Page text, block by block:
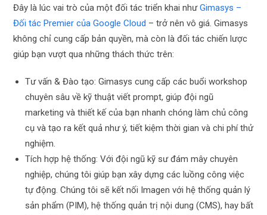
Đây là lúc vai trò của một đối tác triển khai nhưGimasys –
Đối tác Premier của Google Cloud – trở nên vô giá. Gimasys
không chỉ cung cấp bản quyền, mà còn là đối tác chiến lược
giúp bạn vượt qua những thách thức trên:
Tư vấn & Đào tạo: Gimasys cung cấp các buổi workshop
chuyên sâu về kỹ thuật viết prompt, giúp đội ngũ
marketing và thiết kế của bạn nhanh chóng làm chủ công
cụ và tạo ra kết quả như ý, tiết kiệm thời gian và chi phí thử
nghiệm.
Tích hợp hệ thống: Với đội ngũ kỹ sư đám mây chuyên
nghiệp, chúng tôi giúp bạn xây dựng các luồng công việc
tự động. Chúng tôi sẽ kết nối Imagen với hệ thống quản lý
sản phẩm (PIM), hệ thống quản trị nội dung (CMS), hay bất